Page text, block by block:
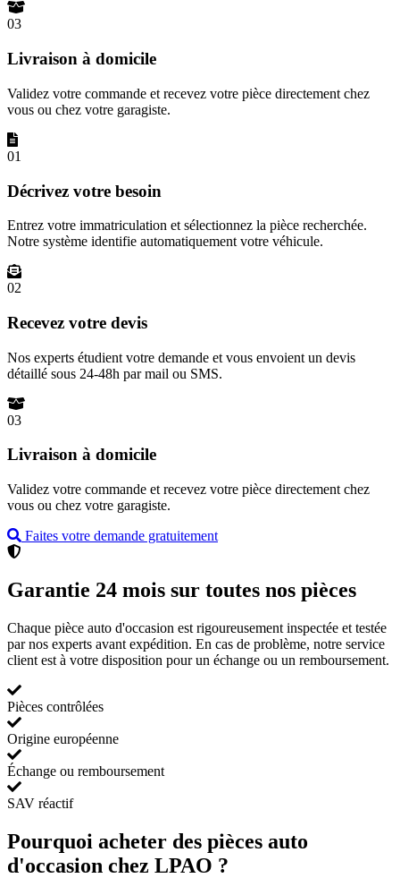
03
Livraison à domicile
Validez votre commande et recevez votre pièce directement chez
vous ou chez votre garagiste.
01
Décrivez votre besoin
Entrez votre immatriculation et sélectionnez la pièce recherchée.
Notre système identifie automatiquement votre véhicule.
02
Recevez votre devis
Nos experts étudient votre demande et vous envoient un devis
détaillé sous 24-48h par mail ou SMS.
03
Livraison à domicile
Validez votre commande et recevez votre pièce directement chez
vous ou chez votre garagiste.
Faites votre demande gratuitement
Garantie 24 mois sur toutes nos pièces
Chaque pièce auto d'occasion est rigoureusement inspectée et testée
par nos experts avant expédition. En cas de problème, notre service
client est à votre disposition pour un échange ou un remboursement.
Pièces contrôlées
Origine européenne
Échange ou remboursement
SAV réactif
Pourquoi acheter des pièces auto
d'occasion chez LPAO ?